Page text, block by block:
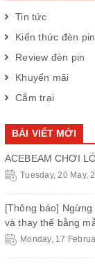
Tin tức
Kiến thức đèn pin
Review đèn pin
Khuyến mãi
Cắm trại
BÀI VIẾT MỚI
ACEBEAM CHƠI
Tuesday, 20 May,
[Thông báo]
và thay thế bằng
Monday, 17